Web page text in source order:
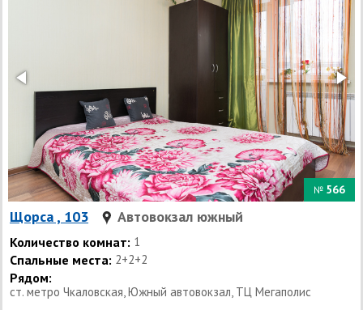
№ 566
Щорса , 103 Автовокзал южный
Количество комнат: 1
Спальные места: 2+2+2
Рядом:
ст. метро Чкаловская, Южный автовокзал, ТЦ Мегаполис